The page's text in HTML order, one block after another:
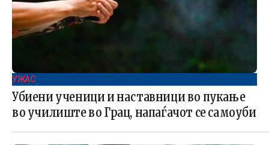
УЖАС
Убиени ученици и наставници во пукање
во училиште во Грац, напаѓачот се самоуби